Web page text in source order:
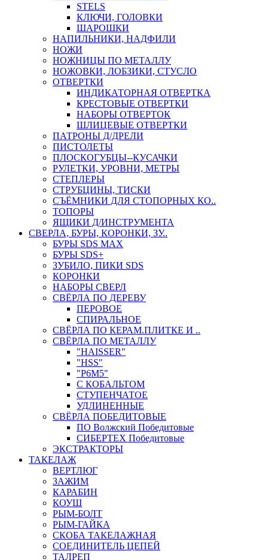
STELS
КЛЮЧИ, ГОЛОВКИ
ШАРОШКИ
НАПИЛЬНИКИ, НАДФИЛИ
НОЖИ
НОЖНИЦЫ ПО МЕТАЛЛУ
НОЖОВКИ, ЛОБЗИКИ, СТУСЛО
ОТВЕРТКИ
ИНДИКАТОРНАЯ ОТВЕРТКА
КРЕСТОВЫЕ ОТВЕРТКИ
НАБОРЫ ОТВЕРТОК
ШЛИЦЕВЫЕ ОТВЕРТКИ
ПАТРОНЫ Д/ДРЕЛИ
ПИСТОЛЕТЫ
ПЛОСКОГУБЦЫ--КУСАЧКИ
РУЛЕТКИ, УРОВНИ, МЕТРЫ
СТЕПЛЕРЫ
СТРУБЦИНЫ, ТИСКИ
СЪЁМНИКИ ДЛЯ СТОПОРНЫХ КО..
ТОПОРЫ
ЯЩИКИ Д/ИНСТРУМЕНТА
СВЕРЛА, БУРЫ, КОРОНКИ, ЗУ..
БУРЫ SDS MAX
БУРЫ SDS+
ЗУБИЛО, ПИКИ SDS
КОРОНКИ
НАБОРЫ СВЕРЛ
СВЁРЛА ПО ДЕРЕВУ
ПЕРОВОЕ
СПИРАЛЬНОЕ
СВЁРЛА ПО КЕРАМ.ПЛИТКЕ И ..
СВЁРЛА ПО МЕТАЛЛУ
"HAISSER"
"HSS"
"Р6М5"
С КОБАЛЬТОМ
СТУПЕНЧАТОЕ
УДЛИНЕННЫЕ
СВЁРЛА ПОБЕДИТОВЫЕ
ПО Волжский Победитовые
СИБЕРТЕХ Победитовые
ЭКСТРАКТОРЫ
ТАКЕЛАЖ
ВЕРТЛЮГ
ЗАЖИМ
КАРАБИН
КОУШ
РЫМ-БОЛТ
РЫМ-ГАЙКА
СКОБА ТАКЕЛАЖНАЯ
СОЕДИНИТЕЛЬ ЦЕПЕЙ
ТАЛРЕП